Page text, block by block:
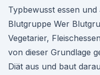
Typbewusst essen
Blutgruppe Wer
Vegetarier,
von dieser Grundlage
Diät aus und baut